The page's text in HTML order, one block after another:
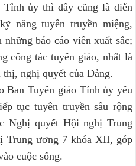
Tỉnh ủy thì đây cũng là diễn
năng tuyên truyền miệng,
báo cáo viên xuất sắc;
công tác tuyên giáo, nhất là
thị, nghị quyết của Đảng.
Ban Tuyên giáo Tỉnh ủy yêu
tục tuyên truyền sâu rộng
Nghị quyết Hội nghị Trung
Trung ương 7 khóa XII, góp
cuộc sống.